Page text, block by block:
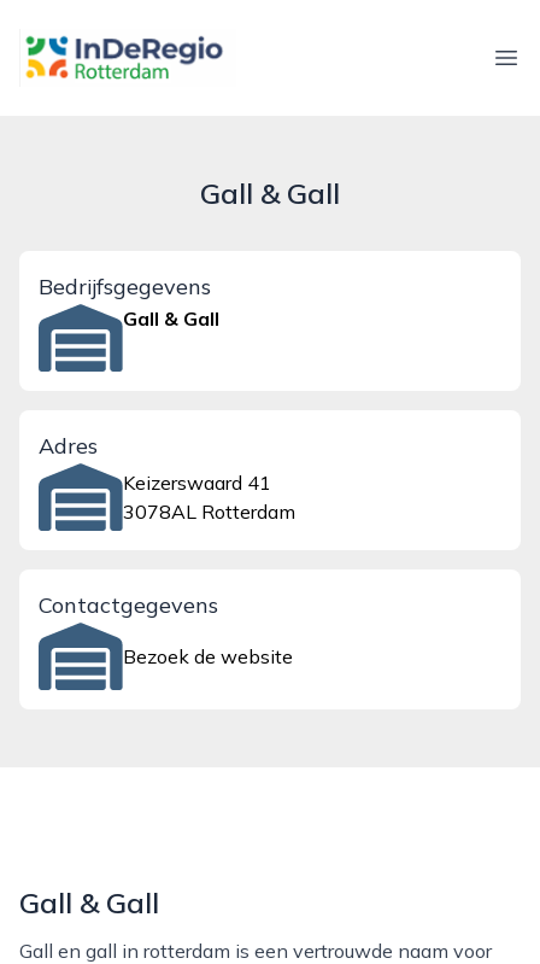
inderegiorotterdam.nl
Gall & Gall
Bedrijfsgegevens
Gall & Gall
Adres
Keizerswaard 41
3078AL Rotterdam
Contactgegevens
Bezoek de website
Gall & Gall
Gall en gall in rotterdam is een vertrouwde naam voor